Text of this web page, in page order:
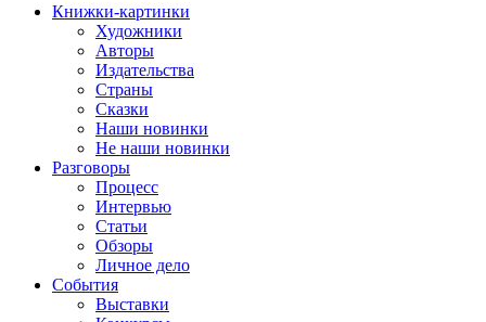
Книжки-картинки
Художники
Авторы
Издательства
Страны
Сказки
Наши новинки
Не наши новинки
Разговоры
Процесс
Интервью
Статьи
Обзоры
Личное дело
События
Выставки